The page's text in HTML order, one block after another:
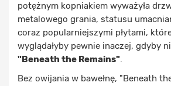
potężnym kopniakiem wyważyła
metalowego grania, statusu
coraz popularniejszymi płytami,
wyglądałyby pewnie inaczej, gdyby
"Beneath the Remains".
Bez owijania w bawełnę, "Beneath